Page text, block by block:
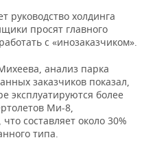
руководство холдинга
просят главного
с «инозаказчиком».
анализ парка
заказчиков показал,
эксплуатируются более
Ми-8,
составляет около 30%
типа.